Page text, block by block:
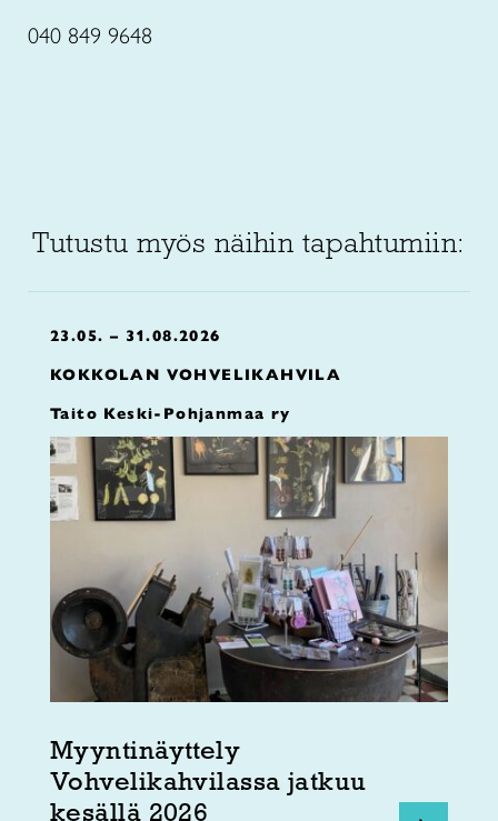
040 849 9648
Tutustu myös näihin tapahtumiin:
23.05. – 31.08.2026
KOKKOLAN VOHVELIKAHVILA
Taito Keski-Pohjanmaa ry
Myyntinäyttely
Vohvelikahvilassa jatkuu
kesällä 2026